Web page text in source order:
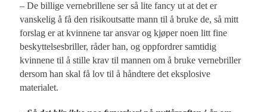
– De billige vernebrillene ser så lite fancy ut at det er
vanskelig å få den risikoutsatte mann til å bruke de, så mitt
forslag er at kvinnene tar ansvar og kjøper noen litt fine
beskyttelsesbriller, råder han, og oppfordrer samtidig
kvinnene til å stille krav til mannen om å bruke vernebriller
dersom han skal få lov til å håndtere det eksplosive
materialet.